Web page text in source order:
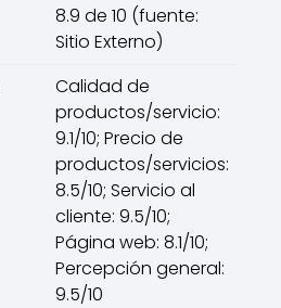
8.9 de 10 (fuente:
Sitio Externo)
Calidad de
productos/servicio:
9.1/10; Precio de
productos/servicios:
8.5/10; Servicio al
cliente: 9.5/10;
Página web: 8.1/10;
Percepción general:
9.5/10